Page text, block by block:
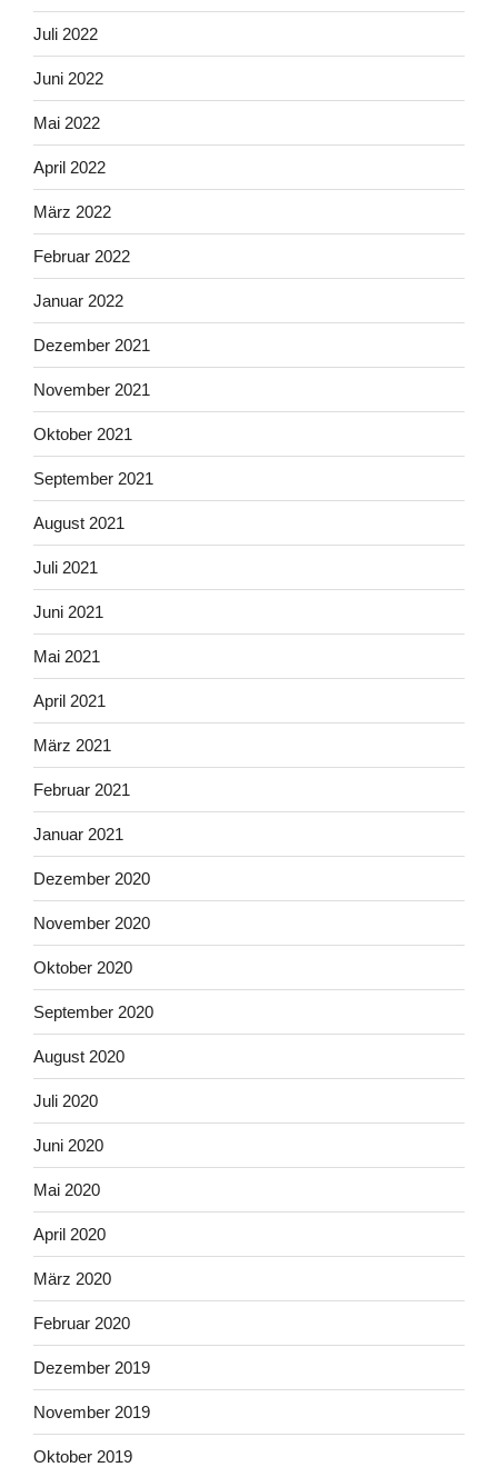
Juli 2022
Juni 2022
Mai 2022
April 2022
März 2022
Februar 2022
Januar 2022
Dezember 2021
November 2021
Oktober 2021
September 2021
August 2021
Juli 2021
Juni 2021
Mai 2021
April 2021
März 2021
Februar 2021
Januar 2021
Dezember 2020
November 2020
Oktober 2020
September 2020
August 2020
Juli 2020
Juni 2020
Mai 2020
April 2020
März 2020
Februar 2020
Dezember 2019
November 2019
Oktober 2019